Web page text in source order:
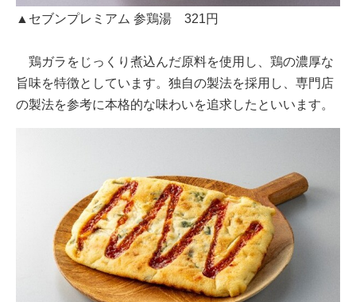
▲セブンプレミアム 参鶏湯 321円
鶏ガラをじっくり煮込んだ原料を使用し、鶏の濃厚な
旨味を特徴としています。独自の製法を採用し、専門店
の製法を参考に本格的な味わいを追求したといいます。